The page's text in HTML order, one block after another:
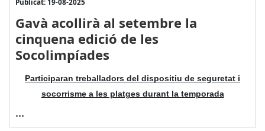
Gavà acollirà al setembre la
cinquena edició de les
Socolimpíades
Participaran treballadors del dispositiu de seguretat i
socorrisme a les platges durant la temporada
...